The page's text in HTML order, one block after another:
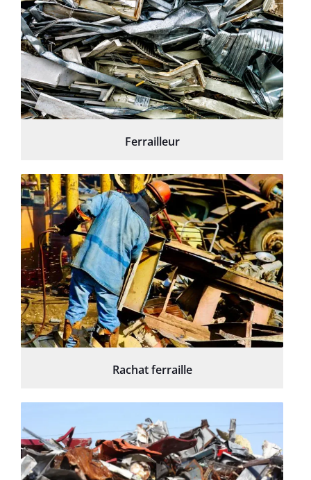
Ferrailleur
Rachat ferraille